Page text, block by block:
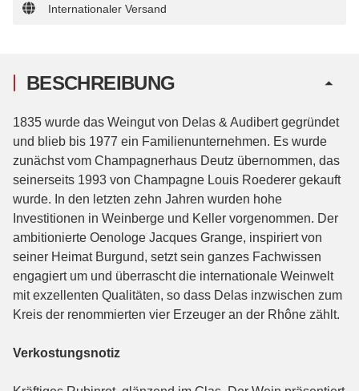
Internationaler Versand
BESCHREIBUNG
1835 wurde das Weingut von Delas & Audibert gegründet
und blieb bis 1977 ein Familienunternehmen. Es wurde
zunächst vom Champagnerhaus Deutz übernommen, das
seinerseits 1993 von Champagne Louis Roederer gekauft
wurde. In den letzten zehn Jahren wurden hohe
Investitionen in Weinberge und Keller vorgenommen. Der
ambitionierte Oenologe Jacques Grange, inspiriert von
seiner Heimat Burgund, setzt sein ganzes Fachwissen
engagiert um und überrascht die internationale Weinwelt
mit exzellenten Qualitäten, so dass Delas inzwischen zum
Kreis der renommierten vier Erzeuger an der Rhône zählt.
Verkostungsnotiz